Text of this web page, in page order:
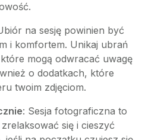
na sesję powinien być
i komfortem. Unikaj ubrań
mogą odwracać uwagę
o dodatkach, które
twoim zdjęciom.
: Sesja fotograficzna to
się i cieszyć